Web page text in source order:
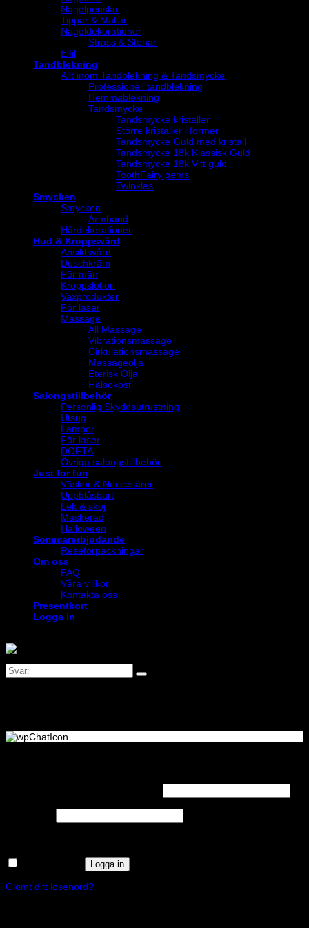
Nagelpenslar
Tippar & Mallar
Nageldekorationer
Strass & Stenar
Elfil
Tandblekning
Allt inom Tandblekning & Tandsmycke
Professionell tandblekning
Hemmablekning
Tandsmycke
Tandsmycke kristaller
Större kristaller i former
Tandsmycke Guld med kristall
Tandsmycke 18k Klassisk Guld
Tandsmycke 18k Vitt guld
ToothFairy gems
Twinkles
Smycken
Smycken
Armband
Hårdekorationer
Hud & Kroppsvård
Ansiktsvård
Duschkräm
För män
Kroppslotion
Vaxprodukter
För laser
Massage
All Massage
Vibrationsmassage
Cirkulationsmassage
Massageolja
Eterisk Olja
Hälsokost
Salongstillbehör
Personlig Skyddsutrustning
Utsug
Lampor
För laser
DOFTA
Övriga salongstillbehör
Just for fun
Väskor & Neccesärer
Uppblåsbart
Lek & skoj
Maskerad
Halloween
Sommarerbjudande
Reseförpackningar
Om oss
FAQ
Våra villkor
Kontakta oss
Presentkort
Logga in
Obligatoriskt
Logga in
Glömt ditt lösenord?